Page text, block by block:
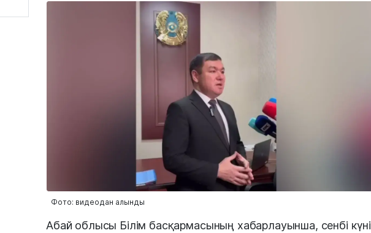
Фото: видеодан алынды
Абай облысы Білім басқармасының хабарлауынша, сенбі күні